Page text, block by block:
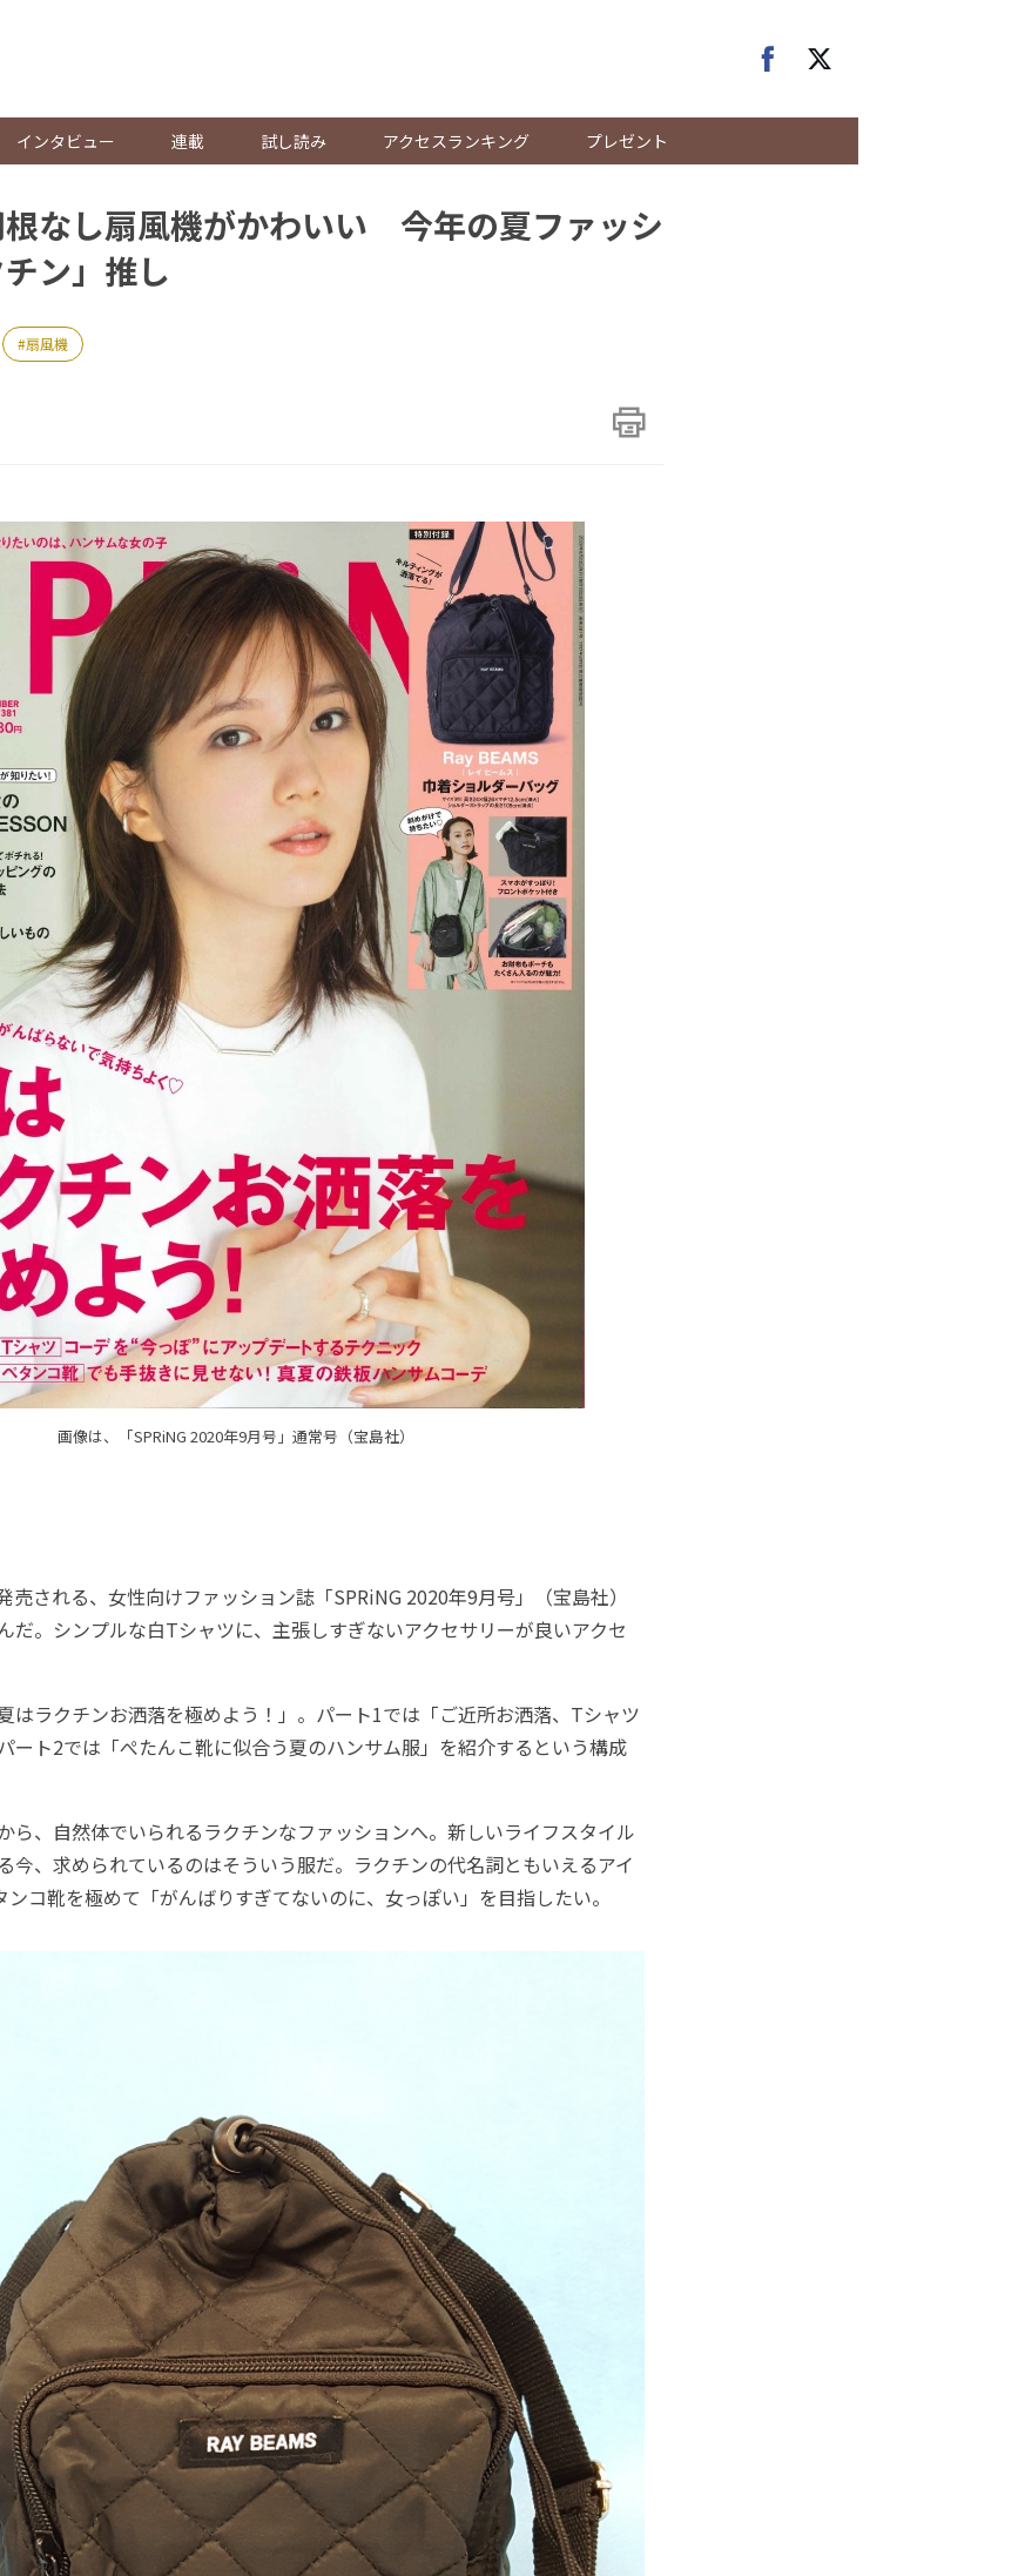
インタビュー 連載 試し読み アクセスランキング プレゼント
根なし扇風機がかわいい 今年の夏ファッシ
ン」推し
扇風機
画像は、「SPRiNG 2020年9月号」通常号（宝島社）
される、女性向けファッション誌「SPRiNG 2020年9月号」（宝島社）
だ。シンプルな白Tシャツに、主張しすぎないアクセサリーが良いアクセ
はラクチンお洒落を極めよう！」。パート1では「ご近所お洒落、Tシャツ
ート2では「ぺたんこ靴に似合う夏のハンサム服」を紹介するという構成
ら、自然体でいられるラクチンなファッションへ。新しいライフスタイル
今、求められているのはそういう服だ。ラクチンの代名詞ともいえるアイ
コ靴を極めて「がんばりすぎてないのに、女っぽい」を目指したい。